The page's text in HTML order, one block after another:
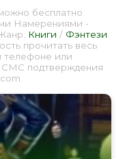
бесплатно
Намерениями -
Книги / Фэнтези
прочитать весь
телефоне или
СМС подтверждения